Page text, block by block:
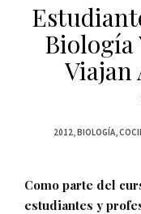
Biología
Viajan
2012 BIOLOGÍA
Como parte del
estudiantes y